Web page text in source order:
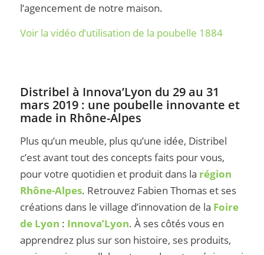
l’agencement de notre maison.
Voir la vidéo d’utilisation de la poubelle 1884
Distribel à Innova’Lyon du 29 au 31
mars 2019 : une poubelle innovante et
made in Rhône-Alpes
Plus qu’un meuble, plus qu’une idée, Distribel
c’est avant tout des concepts faits pour vous,
pour votre quotidien et produit dans la région
Rhône-Alpes. Retrouvez Fabien Thomas et ses
créations dans le village d’innovation de la Foire
de Lyon : Innova’Lyon. À ses côtés vous en
apprendrez plus sur son histoire, ses produits,